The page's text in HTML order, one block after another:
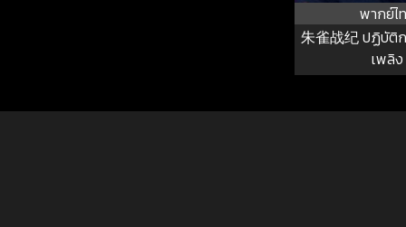
พากย์ไ
朱雀战纪 ปฏิบัติ
เพลิง